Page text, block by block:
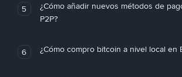
5
¿Cómo añadir nuevos métodos de
P2P?
6 ¿Cómo compro bitcoin a nivel local en